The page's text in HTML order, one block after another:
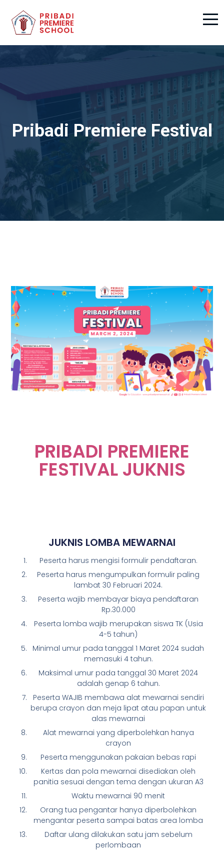
Pribadi Premiere Festival
PRIBADI PREMIERE
FESTIVAL JUKNIS
JUKNIS LOMBA MEWARNAI
Peserta harus mengisi formulir pendaftaran.
Peserta harus mengumpulkan formulir paling
lambat 30 Februari 2024.
Peserta wajib membayar biaya pendaftaran
Rp.30.000
Peserta lomba wajib merupakan siswa TK (Usia
4-5 tahun)
Minimal umur pada tanggal 1 Maret 2024 sudah
memasuki 4 tahun.
Maksimal umur pada tanggal 30 Maret 2024
adalah genap 6 tahun.
Peserta WAJIB membawa alat mewarnai sendiri
berupa crayon dan meja lipat atau papan untuk
alas mewarnai
Alat mewarnai yang diperbolehkan hanya
crayon
Peserta menggunakan pakaian bebas rapi
Kertas dan pola mewarnai disediakan oleh
panitia sesuai dengan tema dengan ukuran A3
Waktu mewarnai 90 menit
Orang tua pengantar hanya diperbolehkan
mengantar peserta sampai batas area lomba
Daftar ulang dilakukan satu jam sebelum
perlombaan